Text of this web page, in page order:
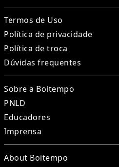
Termos de Uso
Política de privacidade
Política de troca
Dúvidas frequentes
Sobre a Boitempo
PNLD
Educadores
Imprensa
About Boitempo